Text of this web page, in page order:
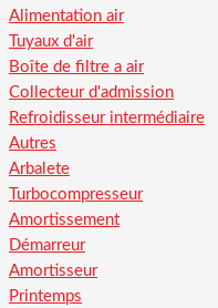
Alimentation air
Tuyaux d'air
Boîte de filtre a air
Collecteur d'admission
Refroidisseur intermédiaire
Autres
Arbalete
Turbocompresseur
Amortissement
Démarreur
Amortisseur
Printemps